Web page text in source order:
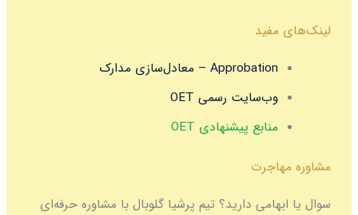
لینک‌های مفید
Approbation – معادل‌سازی مدارک
وب‌سایت رسمی OET
منابع پیشنهادی OET
مشاوره مهاجرت
سوال یا ابهامی دارید؟ تیم پرشیا گلوبال با مشاوره حرفه‌ای